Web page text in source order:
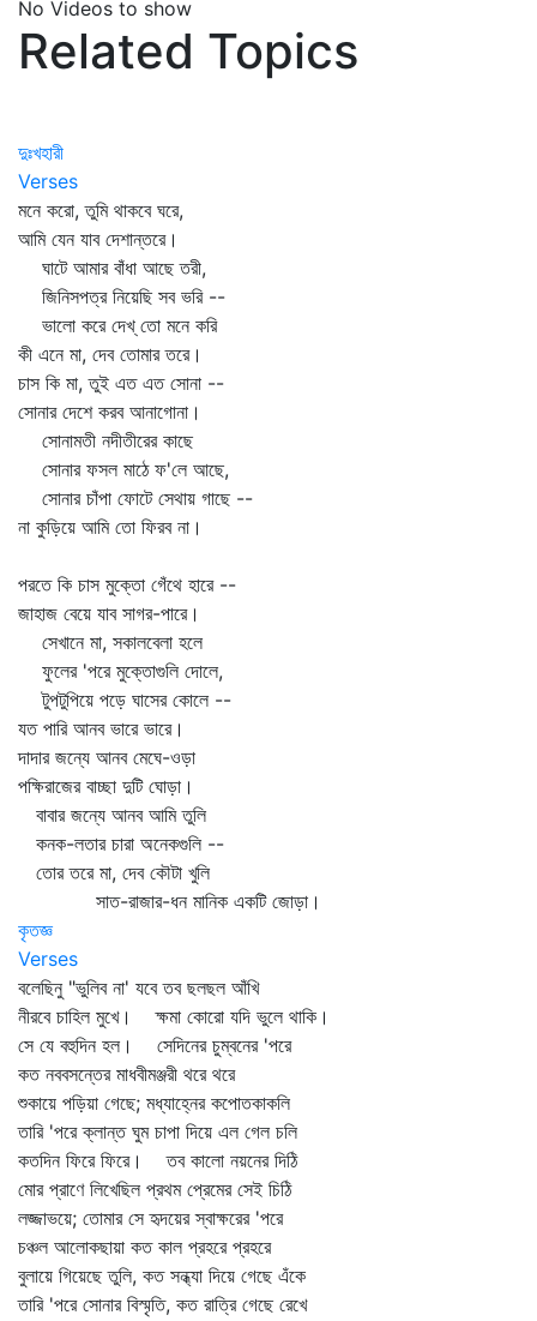
No Videos to show
Related Topics
দুঃখহারী
Verses
মনে করো, তুমি থাকবে ঘরে,
আমি যেন যাব দেশান্তরে।
ঘাটে আমার বাঁধা আছে তরী,
জিনিসপত্র নিয়েছি সব ভরি --
ভালো করে দেখ্‌ তো মনে করি
কী এনে মা, দেব তোমার তরে।
চাস কি মা, তুই এত এত সোনা --
সোনার দেশে করব আনাগোনা।
সোনামতী নদীতীরের কাছে
সোনার ফসল মাঠে ফ'লে আছে,
সোনার চাঁপা ফোটে সেথায় গাছে --
না কুড়িয়ে আমি তো ফিরব না।
পরতে কি চাস মুক্তো গেঁথে হারে --
জাহাজ বেয়ে যাব সাগর-পারে।
সেখানে মা, সকালবেলা হলে
ফুলের 'পরে মুক্তোগুলি দোলে,
টুপটুপিয়ে পড়ে ঘাসের কোলে --
যত পারি আনব ভারে ভারে।
দাদার জন্যে আনব মেঘে-ওড়া
পক্ষিরাজের বাচ্ছা দুটি ঘোড়া।
বাবার জন্যে আনব আমি তুলি
কনক-লতার চারা অনেকগুলি --
তোর তরে মা, দেব কৌটা খুলি
সাত-রাজার-ধন মানিক একটি জোড়া।
কৃতজ্ঞ
Verses
বলেছিনু "ভুলিব না' যবে তব ছলছল আঁখি
নীরবে চাহিল মুখে। ক্ষমা কোরো যদি ভুলে থাকি।
সে যে বহুদিন হল। সেদিনের চুম্বনের 'পরে
কত নববসন্তের মাধবীমঞ্জরী থরে থরে
শুকায়ে পড়িয়া গেছে; মধ্যাহ্নের কপোতকাকলি
তারি 'পরে ক্লান্ত ঘুম চাপা দিয়ে এল গেল চলি
কতদিন ফিরে ফিরে। তব কালো নয়নের দিঠি
মোর প্রাণে লিখেছিল প্রথম প্রেমের সেই চিঠি
লজ্জাভয়ে; তোমার সে হৃদয়ের স্বাক্ষরের 'পরে
চঞ্চল আলোকছায়া কত কাল প্রহরে প্রহরে
বুলায়ে গিয়েছে তুলি, কত সন্ধ্যা দিয়ে গেছে এঁকে
তারি 'পরে সোনার বিস্মৃতি, কত রাত্রি গেছে রেখে